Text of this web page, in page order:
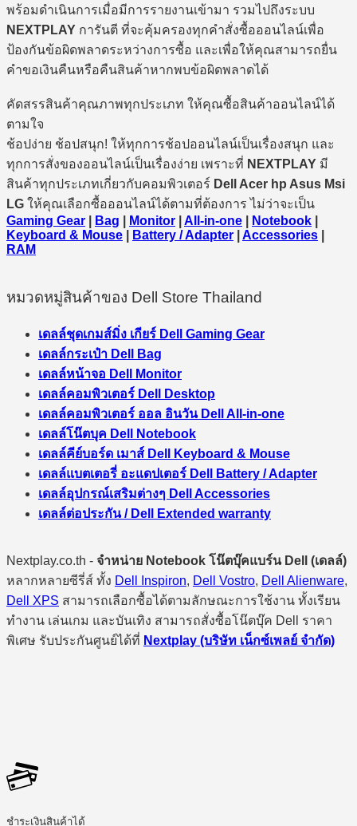
พร้อมดำเนินการเมื่อมีการรายงานเข้ามา รวมไปถึงระบบ
NEXTPLAY การันตี ที่จะคุ้มครองทุกคำสั่งซื้อออนไลน์เพื่อ
ป้องกันข้อผิดพลาดระหว่างการซื้อ และเพื่อให้คุณสามารถยื่น
คำขอเงินคืนหรือคืนสินค้าหากพบข้อผิดพลาดได้
คัดสรรสินค้าคุณภาพทุกประเภท ให้คุณซื้อสินค้าออนไลน์ได้
ตามใจ
ช้อปง่าย ช้อปสนุก! ให้ทุกการช้อปออนไลน์เป็นเรื่องสนุก และ
ทุกการสั่งของออนไลน์เป็นเรื่องง่าย เพราะที่ NEXTPLAY มี
สินค้าทุกประเภทเกี่ยวกับคอมพิวเตอร์ Dell Acer hp Asus Msi
LG ให้คุณเลือกซื้อออนไลน์ได้ตามที่ต้องการ ไม่ว่าจะเป็น
Gaming Gear
Bag Monitor All-in-one Notebook
Keyboard & Mouse
Battery / Adapter Accessories
RAM
หมวดหมู่สินค้าของ Dell Store Thailand
เดลล์ชุดเกมส์มิ่ง เกียร์ Dell Gaming Gear
เดลล์กระเป๋า Dell Bag
เดลล์หน้าจอ Dell Monitor
เดลล์คอมพิวเตอร์ Dell Desktop
เดลล์คอมพิวเตอร์ ออล อินวัน Dell All-in-one
เดลล์โน๊ตบุค Dell Notebook
เดลล์คีย์บอร์ด เมาส์ Dell Keyboard & Mouse
เดลล์แบตเตอรี่ อะแดปเตอร์ Dell Battery / Adapter
เดลล์อุปกรณ์เสริมต่างๆ Dell Accessories
เดลล์ต่อประกัน / Dell Extended warranty
Nextplay.co.th - จำหน่าย Notebook โน๊ตบุ๊คแบร์น Dell (เดลล์)
หลากหลายซีรี่ส์ ทั้ง Dell Inspiron, Dell Vostro, Dell Alienware,
Dell XPS สามารถเลือกซื้อได้ตามลักษณะการใช้งาน ทั้งเรียน
ทำงาน เล่นเกม และบันเทิง สามารถสั่งซื้อโน๊ตบุ๊ค Dell ราคา
พิเศษ รับประกันศูนย์ได้ที่ Nextplay (บริษัท เน็กซ์เพลย์ จำกัด)
ชำระเงินสินค้าได้